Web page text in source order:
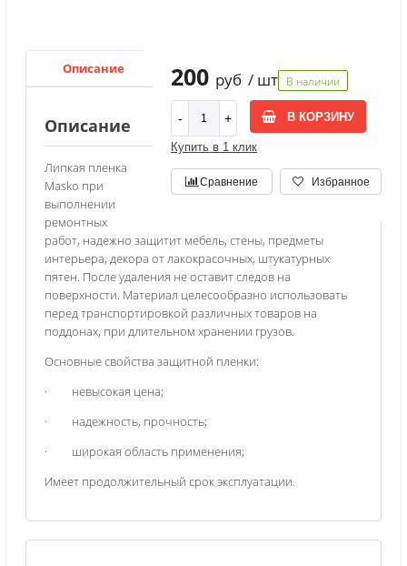
200 руб / шт В наличии
В КОРЗИНУ
Купить в 1 клик
Сравнение Избранное
Описание Характеристики
Описание
Липкая пленка
Masko при
выполнении
ремонтных
работ, надежно защитит мебель, стены, предметы
интерьера, декора от лакокрасочных, штукатурных
пятен. После удаления не оставит следов на
поверхности. Материал целесообразно использовать
перед транспортировкой различных товаров на
поддонах, при длительном хранении грузов.
Основные свойства защитной пленки:
· невысокая цена;
· надежность, прочность;
· широкая область применения;
Имеет продолжительный срок эксплуатации.